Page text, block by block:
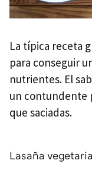
La típica receta
para conseguir
nutrientes. El
un contundente
que saciadas.
Lasaña